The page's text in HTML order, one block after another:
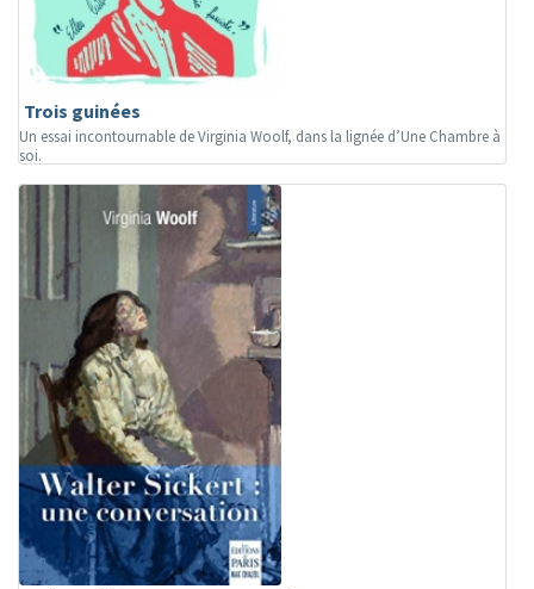
Trois guinées
Un essai incontournable de Virginia Woolf, dans la lignée d’Une Chambre à
soi.